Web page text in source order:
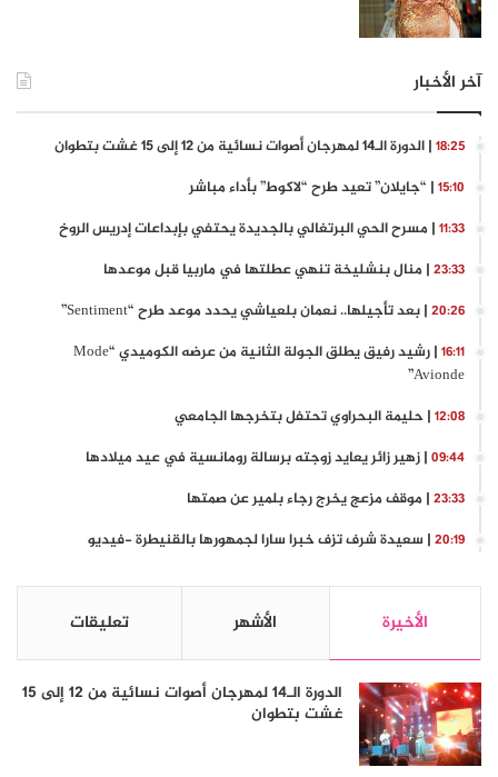
آخر الأخبار
18:25 | الدورة الـ14 لمهرجان أصوات نسائية من 12 إلى 15 غشت بتطوان
15:10 | “جايلان” تعيد طرح “لاكوط” بأداء مباشر
11:33 | مسرح الحي البرتغالي بالجديدة يحتفي بإبداعات إدريس الروخ
23:33 | منال بنشليخة تنهي عطلتها في ماربيا قبل موعدها
20:26 | بعد تأجيلها.. نعمان بلعياشي يحدد موعد طرح “Sentiment”
16:11
| رشيد رفيق يطلق الجولة الثانية من عرضه الكوميدي “Mode
Avionde”
12:08 | حليمة البحراوي تحتفل بتخرجها الجامعي
09:44 | زهير زائر يعايد زوجته برسالة رومانسية في عيد ميلادها
23:33 | موقف مزعج يخرج رجاء بلمير عن صمتها
20:19 | سعيدة شرف تزف خبرا سارا لجمهورها بالقنيطرة -فيديو
الأخيرة الأشهر تعليقات
الدورة الـ14 لمهرجان أصوات نسائية من 12 إلى 15
غشت بتطوان